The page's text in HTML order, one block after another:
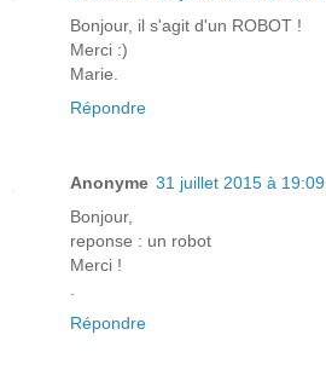
Bonjour, il s'agit d'un ROBOT !
Merci :)
Marie.
Répondre
Anonyme 31 juillet 2015 à 19:09
Bonjour,
reponse : un robot
Merci !
Répondre